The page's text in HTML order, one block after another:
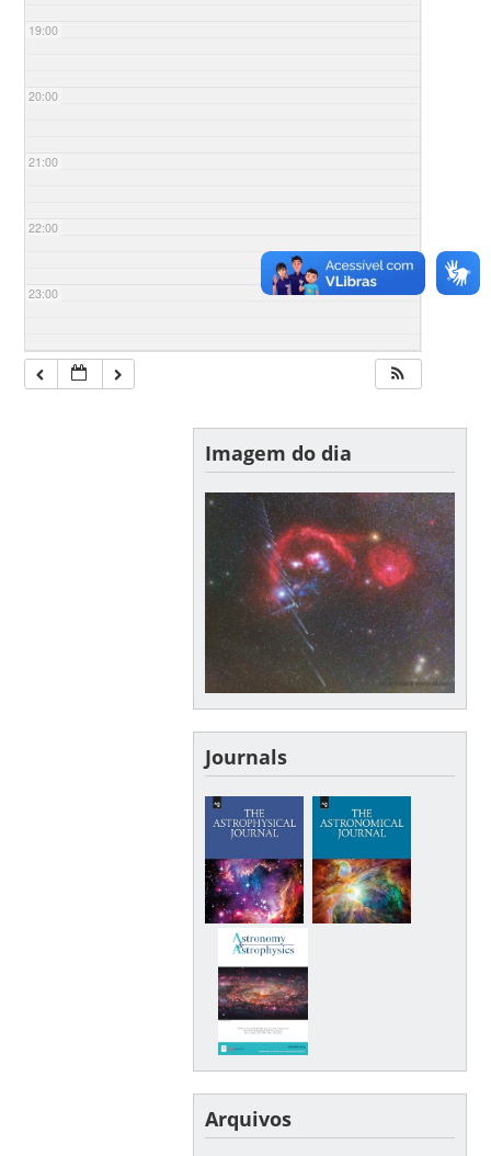
19:00
20:00
21:00
22:00
23:00
Imagem do dia
Journals
Arquivos